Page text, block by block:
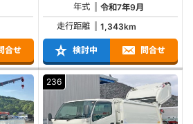
合せ
年式
令和7年9月
走行距離
1,343km
検討中 問合せ
236